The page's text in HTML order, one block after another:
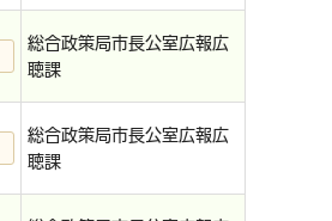
総合政策局市長公室広報広
聴課
総合政策局市長公室広報広
聴課